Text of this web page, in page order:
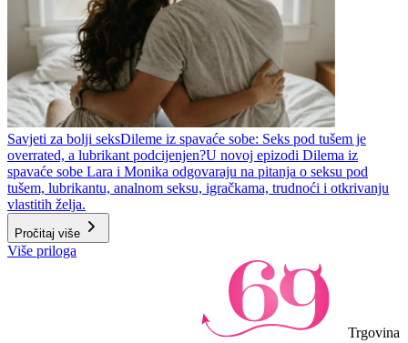
Savjeti za bolji seksDileme iz spavaće sobe: Seks pod tušem je
overrated, a lubrikant podcijenjen?U novoj epizodi Dilema iz
spavaće sobe Lara i Monika odgovaraju na pitanja o seksu pod
tušem, lubrikantu, analnom seksu, igračkama, trudnoći i otkrivanju
vlastitih želja.
Pročitaj više
Više priloga
Trgovina